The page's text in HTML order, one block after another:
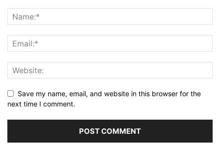
Save my name, email, and website in this browser for the
next time I comment.